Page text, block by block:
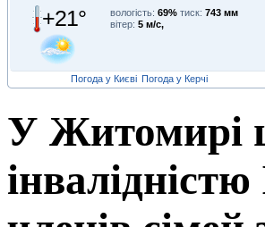
+21° вологість: 69% тиск: 743 мм
вітер: 5 м/с,
Погода у Києві Погода у Керчі
У Житомирі